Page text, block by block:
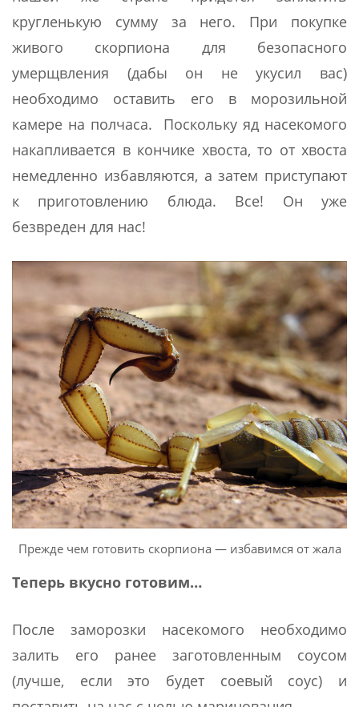
кругленькую сумму за него. При покупке
живого скорпиона для безопасного
умерщвления (дабы он не укусил вас)
необходимо оставить его в морозильной
камере на полчаса. Поскольку яд насекомого
накапливается в кончике хвоста, то от хвоста
немедленно избавляются, а затем приступают
к приготовлению блюда. Все! Он уже
безвреден для нас!
Прежде чем готовить скорпиона — избавимся от жала
Теперь вкусно готовим…
После заморозки насекомого необходимо
залить его ранее заготовленным соусом
(лучше, если это будет соевый соус) и